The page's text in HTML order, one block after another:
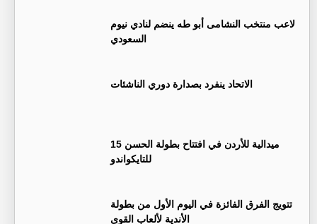
لاعب منتخب النشامى أبو طه ينضم لنادي نيوم
السعودي
الاتحاد ينفرد بصدارة دوري الناشئات
15 ميدالية للأردن في افتتاح بطولة الحسن
للتايكواندو
تتويج الفرق الفائزة في اليوم الأول من بطولة
الأندية لألعاب القوى